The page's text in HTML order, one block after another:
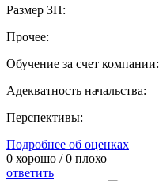
Размер ЗП:
Прочее:
Обучение за счет компании:
Адекватность начальства:
Перспективы:
Подробнее об оценках
0 хорошо /0 плохо
ответить